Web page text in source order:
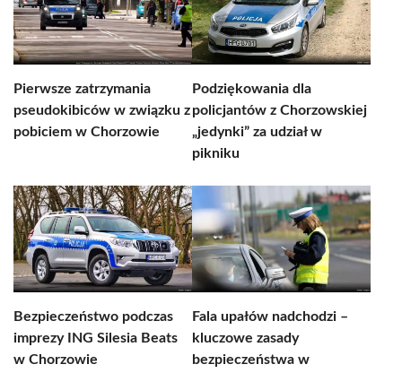
Pierwsze zatrzymania
pseudokibiców w związku z
pobiciem w Chorzowie
Podziękowania dla
policjantów z Chorzowskiej
„jedynki” za udział w
pikniku
Bezpieczeństwo podczas
imprezy ING Silesia Beats
w Chorzowie
Fala upałów nadchodzi –
kluczowe zasady
bezpieczeństwa w